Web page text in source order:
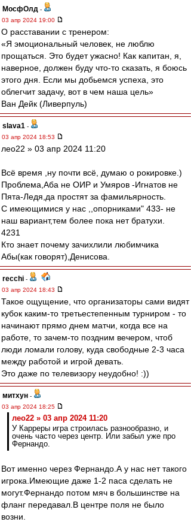
МосфОлд -
03 апр 2024 19:00
О расставании с тренером:
«Я эмоциональный человек, не люблю
прощаться. Это будет ужасно! Как капитан, я,
наверное, должен буду что-то сказать, я боюсь
этого дня. Если мы добьемся успеха, это
облегчит задачу, вот в чем наша цель»
Ван Дейк (Ливерпуль)
slava1 -
03 апр 2024 18:53
лео22 » 03 апр 2024 11:20
Всё время ,ну почти всё, думаю о рокировке.)
Проблема,Аба не ОИР и Умяров -Игнатов не
Пята-Ледя,да простят за фамильярность.
C имеющимися у нас ,,опорниками" 433- не
наш вариант,тем более пока нет братухи.
4231
Кто знает почему зачихлили любимчика
Абы(как говорят),Денисова.
recchi -
03 апр 2024 18:43
Такое ощущение, что организаторы сами видят
кубок каким-то третьестепенным турниром - то
начинают прямо днем матчи, когда все на
работе, то зачем-то поздним вечером, чтоб
люди ломали голову, куда свободные 2-3 часа
между работой и игрой девать.
Это даже по телевизору неудобно! :))
митхун -
03 апр 2024 18:25
лео22 » 03 апр 2024 11:20
У Карреры игра строилась разнообразно, и
очень часто через центр. Или забыл уже про
Фернандо.
Вот именно через Фернандо.А у нас нет такого
игрока.Имеющие даже 1-2 паса сделать не
могут.Фернандо потом мяч в большинстве на
фланг передавал.В центре поля не было
возни.